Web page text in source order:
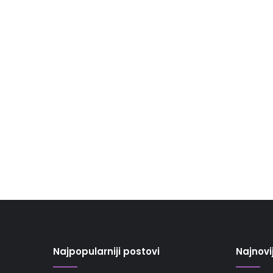
Najpopularniji postovi